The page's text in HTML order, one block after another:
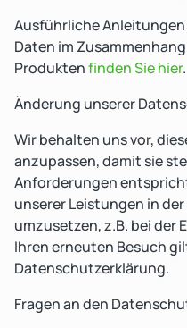
Ausführliche
Daten im
Produktenfinden Sie hier.
Änderung unserer
Wir behalten uns vor,
anzupassen, damit sie
Anforderungen
unserer Leistungen in
umzusetzen, z.B. bei der
Ihren erneuten Besuch
Datenschutzerklärung.
Fragen an den